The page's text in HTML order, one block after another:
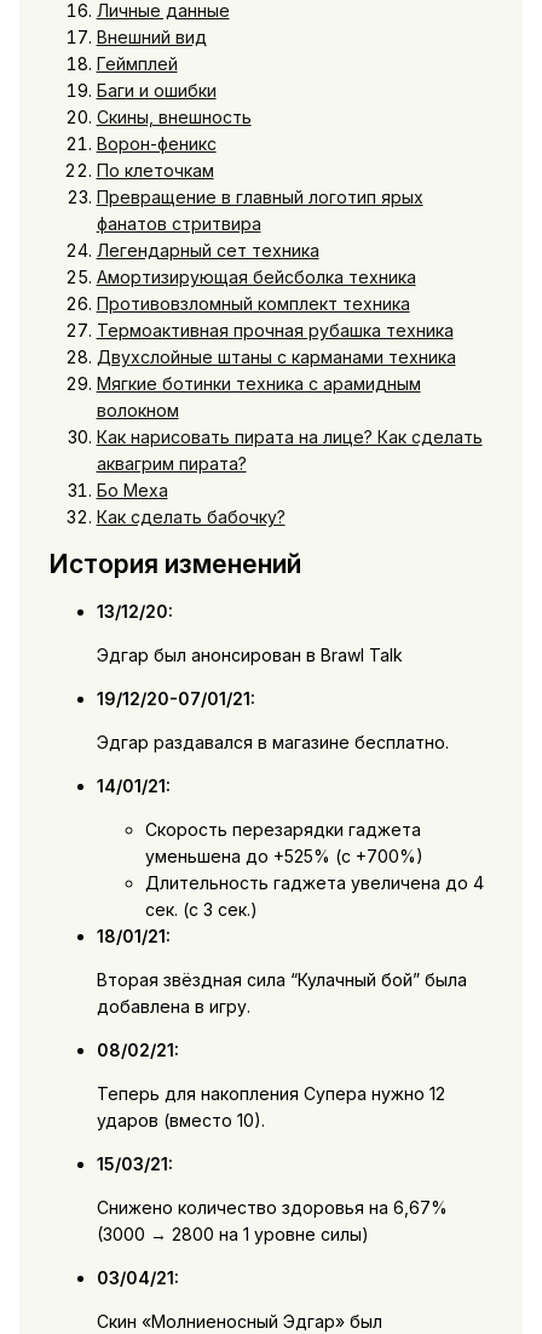
Личные данные
Внешний вид
Геймплей
Баги и ошибки
Скины, внешность
Ворон-феникс
По клеточкам
Превращение в главный логотип ярых
фанатов стритвира
Легендарный сет техника
Амортизирующая бейсболка техника
Противовзломный комплект техника
Термоактивная прочная рубашка техника
Двухслойные штаны с карманами техника
Мягкие ботинки техника с арамидным
волокном
Как нарисовать пирата на лице? Как сделать
аквагрим пирата?
Бо Меха
Как сделать бабочку?
История изменений
13/12/20:
Эдгар был анонсирован в Brawl Talk
19/12/20-07/01/21:
Эдгар раздавался в магазине бесплатно.
14/01/21:
Скорость перезарядки гаджета
уменьшена до +525% (с +700%)
Длительность гаджета увеличена до 4
сек. (с 3 сек.)
18/01/21:
Вторая звёздная сила “Кулачный бой” была
добавлена в игру.
08/02/21:
Теперь для накопления Супера нужно 12
ударов (вместо 10).
15/03/21:
Снижено количество здоровья на 6,67%
(3000 → 2800 на 1 уровне силы)
03/04/21:
Скин «Молниеносный Эдгар» был